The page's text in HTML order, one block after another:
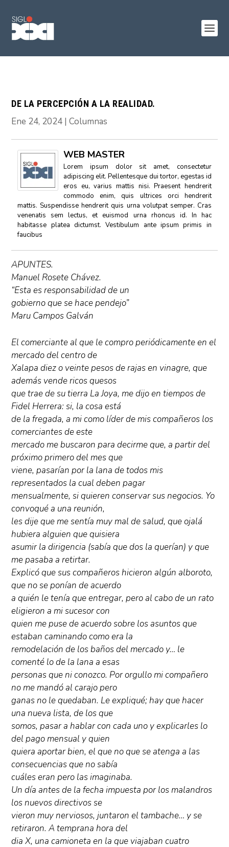
DE LA PERCEPCIÓN A LA REALIDAD.
Ene 24, 2024 |Columnas
WEB MASTER
Lorem ipsum dolor sit amet, consectetur
adipiscing elit. Pellentesque dui tortor, egestas id
eros eu, varius mattis nisi. Praesent hendrerit
commodo enim, quis ultrices orci hendrerit
mattis. Suspendisse hendrerit quis urna volutpat semper. Cras
venenatis sem lectus, et euismod urna rhoncus id. In hac
habitasse platea dictumst. Vestibulum ante ipsum primis in
faucibus
APUNTES.
Manuel Rosete Chávez.
“Esta es responsabilidad de un
gobierno que se hace pendejo”
Maru Campos Galván
El comerciante al que le compro periódicamente en el
mercado del centro de
Xalapa diez o veinte pesos de rajas en vinagre, que
además vende ricos quesos
que trae de su tierra La Joya, me dijo en tiempos de
Fidel Herrera: si, la cosa está
de la fregada, a mi como líder de mis compañeros los
comerciantes de este
mercado me buscaron para decirme que, a partir del
próximo primero del mes que
viene, pasarían por la lana de todos mis
representados la cual deben pagar
mensualmente, si quieren conservar sus negocios. Yo
convoqué a una reunión,
les dije que me sentía muy mal de salud, que ojalá
hubiera alguien que quisiera
asumir la dirigencia (sabía que dos la querían) y que
me pasaba a retirtar.
Explicó que sus compañeros hicieron algún alboroto,
que no se ponían de acuerdo
a quién le tenía que entregar, pero al cabo de un rato
eligieron a mi sucesor con
quien me puse de acuerdo sobre los asuntos que
estaban caminando como era la
remodelación de los baños del mercado y… le
comenté lo de la lana a esas
personas que ni conozco. Por orgullo mi compañero
no me mandó al carajo pero
ganas no le quedaban. Le expliqué; hay que hacer
una nueva lista, de los que
somos, pasar a hablar con cada uno y explicarles lo
del pago mensual y quien
quiera aportar bien, el que no que se atenga a las
consecuencias que no sabía
cuáles eran pero las imaginaba.
Un día antes de la fecha impuesta por los malandros
los nuevos directivos se
vieron muy nerviosos, juntaron el tambache… y se
retiraron. A temprana hora del
dia X, una camioneta en la que viajaban cuatro